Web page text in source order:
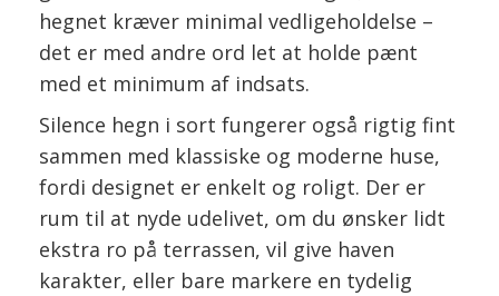
hegnet kræver minimal vedligeholdelse –
det er med andre ord let at holde pænt
med et minimum af indsats.
Silence hegn i sort fungerer også rigtig fint
sammen med klassiske og moderne huse,
fordi designet er enkelt og roligt. Der er
rum til at nyde udelivet, om du ønsker lidt
ekstra ro på terrassen, vil give haven
karakter, eller bare markere en tydelig